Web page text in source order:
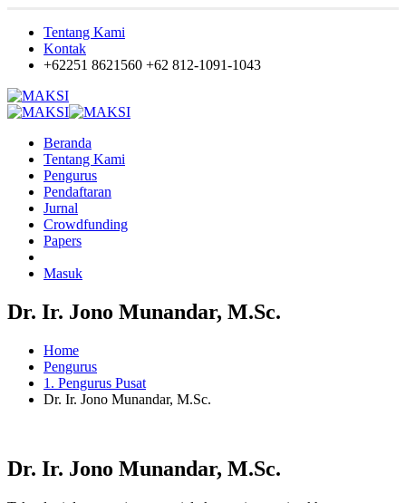
Tentang Kami
Kontak
+62251 8621560 +62 812-1091-1043
Beranda
Tentang Kami
Pengurus
Pendaftaran
Jurnal
Crowdfunding
Papers
Masuk
Dr. Ir. Jono Munandar, M.Sc.
Home
Pengurus
1. Pengurus Pusat
Dr. Ir. Jono Munandar, M.Sc.
Dr. Ir. Jono Munandar, M.Sc.